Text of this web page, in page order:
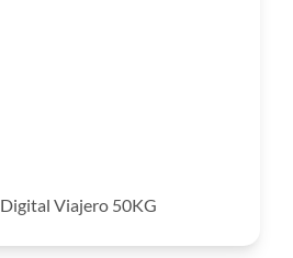
Viajero 50KG